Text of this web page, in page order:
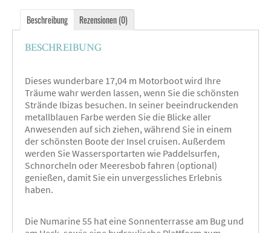
Beschreibung Rezensionen (0)
BESCHREIBUNG
Dieses wunderbare 17,04 m Motorboot wird Ihre
Träume wahr werden lassen, wenn Sie die schönsten
Strände Ibizas besuchen. In seiner beeindruckenden
metallblauen Farbe werden Sie die Blicke aller
Anwesenden auf sich ziehen, während Sie in einem
der schönsten Boote der Insel cruisen. Außerdem
werden Sie Wassersportarten wie Paddelsurfen,
Schnorcheln oder Meeresbob fahren (optional)
genießen, damit Sie ein unvergessliches Erlebnis
haben.
Die Numarine 55 hat eine Sonnenterrasse am Bug und